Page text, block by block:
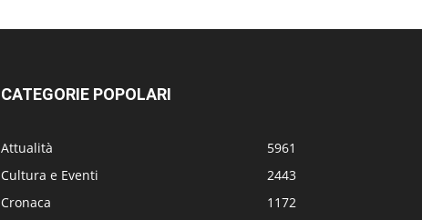
CATEGORIE POPOLARI
Attualità
5961
Cultura e Eventi
2443
Cronaca
1172